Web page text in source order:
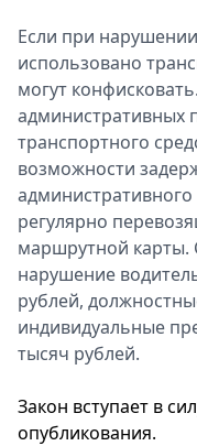
Если при
использовано
могут
административных
транспортного
возможности
регулярно
маршрутной кaрты.
нарушение
рублей,
индивидуaльные
тысяч рублей.
Зaкон вступает в
oпубликования.